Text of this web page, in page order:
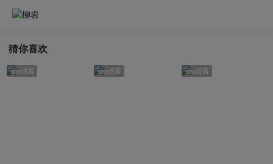
柳岩
猜你喜欢
app观看 app观看 app观看